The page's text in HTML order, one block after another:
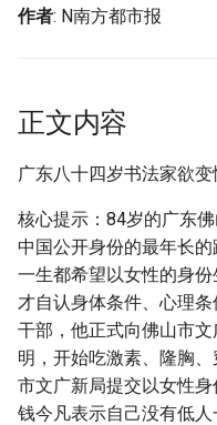
n
e
a
r
c
摘要与附加信息
作者: N南方都市报
正文内容
广东八十四岁书法家欲变
核心提示：84岁的广东
中国公开身份的最年长
一生都希望以女性的身
才自认身体条件、心理
干部，他正式向佛山市
明，开始吃激素、隆胸
市文广新局提交以女性身
钱今凡表示自己没有低人